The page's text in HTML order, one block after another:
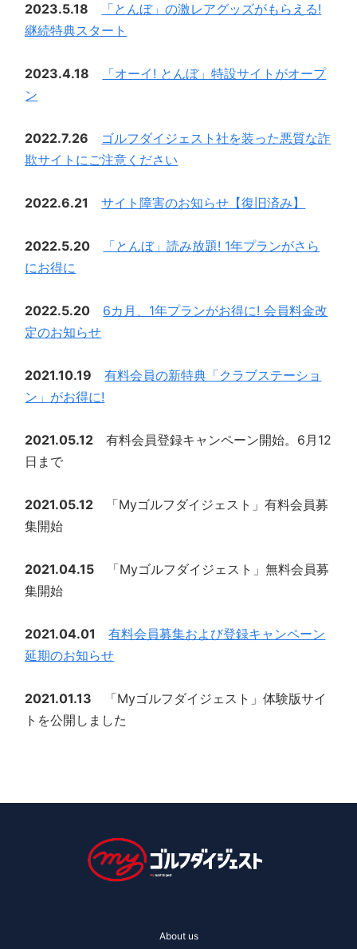
2023.5.18
「とんぼ」の激レアグッズがもらえる!
継続特典スタート
2023.4.18
「オーイ! とんぼ」特設サイトがオープ
ン
2022.7.26
ゴルフダイジェスト社を装った悪質な詐
欺サイトにご注意ください
2022.6.21 サイト障害のお知らせ【復旧済み】
2022.5.20
「とんぼ」読み放題! 1年プランがさら
にお得に
2022.5.20
6カ月、1年プランがお得に! 会員料金改
定のお知らせ
2021.10.19
有料会員の新特典「クラブステーショ
ン」がお得に!
2021.05.12 有料会員登録キャンペーン開始。6月12
日まで
2021.05.12 「Myゴルフダイジェスト」有料会員募
集開始
2021.04.15 「Myゴルフダイジェスト」無料会員募
集開始
2021.04.01
有料会員募集および登録キャンペーン
延期のお知らせ
2021.01.13 「Myゴルフダイジェスト」体験版サイ
トを公開しました
About us